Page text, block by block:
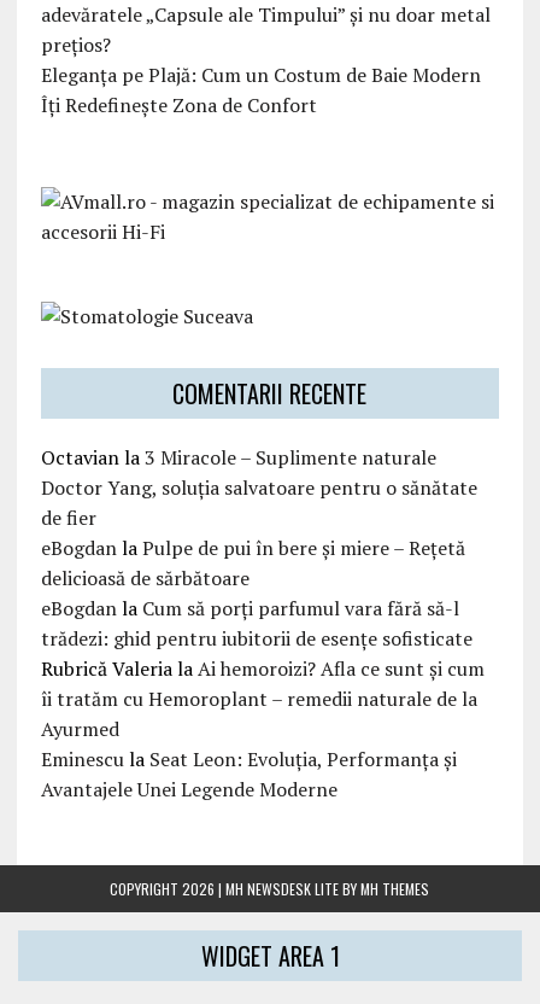
adevăratele „Capsule ale Timpului” și nu doar metal
prețios?
Eleganța pe Plajă: Cum un Costum de Baie Modern
Îți Redefinește Zona de Confort
COMENTARII RECENTE
Octavianla3 Miracole – Suplimente naturale
Doctor Yang, soluția salvatoare pentru o sănătate
de fier
eBogdanlaPulpe de pui în bere și miere – Rețetă
delicioasă de sărbătoare
eBogdanla Cum să porți parfumul vara fără să-l
trădezi: ghid pentru iubitorii de esențe sofisticate
Rubrică ValerialaAi hemoroizi? Afla ce sunt și cum
îi tratăm cu Hemoroplant – remedii naturale de la
Ayurmed
Eminescula Seat Leon: Evoluția, Performanța și
Avantajele Unei Legende Moderne
COPYRIGHT 2026 | MH NEWSDESK LITE BYMH THEMES
WIDGET AREA 1